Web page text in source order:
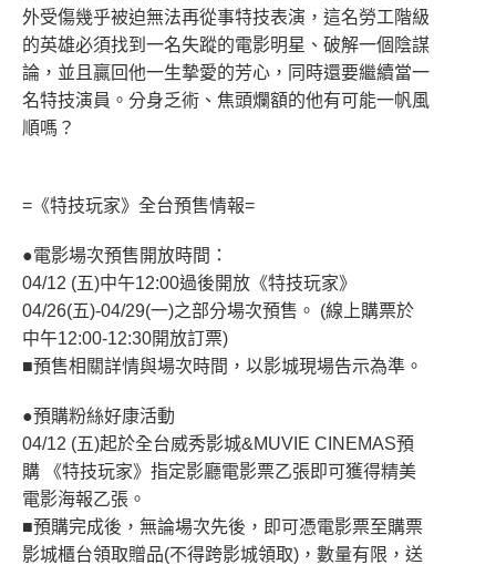
外受傷幾乎被迫無法再從事特技表演，這名勞工階級
的英雄必須找到一名失蹤的電影明星、破解一個陰謀
論，並且贏回他一生摯愛的芳心，同時還要繼續當一
名特技演員。分身乏術、焦頭爛額的他有可能一帆風
順嗎？
=《特技玩家》全台預售情報=
●電影場次預售開放時間：
04/12 (五)中午12:00過後開放《特技玩家》
04/26(五)-04/29(一)之部分場次預售。 (線上購票於
中午12:00-12:30開放訂票)
■預售相關詳情與場次時間，以影城現場告示為準。
●預購粉絲好康活動
04/12 (五)起於全台威秀影城&MUVIE CINEMAS預
購 《特技玩家》指定影廳電影票乙張即可獲得精美
電影海報乙張。
■預購完成後，無論場次先後，即可憑電影票至購票
影城櫃台領取贈品(不得跨影城領取)，數量有限，送